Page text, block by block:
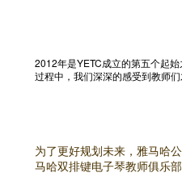
2012年是YETC成立的第五个起
过程中，我们深深的感受到教师
为了更好规划未来，雅马哈
马哈双排键电子琴教师俱乐